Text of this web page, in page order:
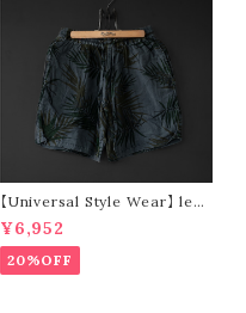
【Universal Style Wear】 leaf
short pants (black)
¥6,952
20%OFF